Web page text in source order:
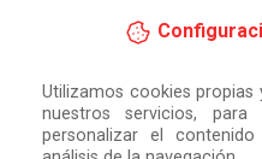
Utilizamos cookies
nuestros servicios,
personalizar el